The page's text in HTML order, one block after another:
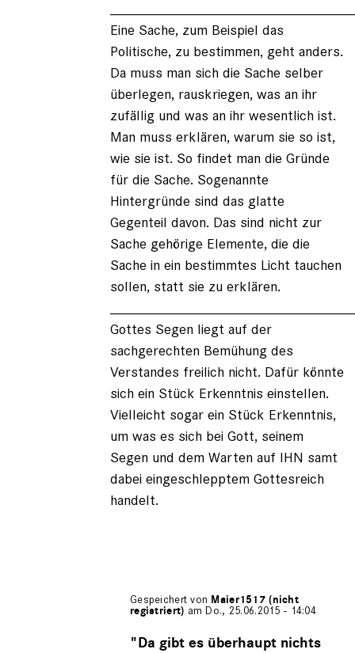
Eine Sache, zum Beispiel das
Politische, zu bestimmen, geht anders.
Da muss man sich die Sache selber
überlegen, rauskriegen, was an ihr
zufällig und was an ihr wesentlich ist.
Man muss erklären, warum sie so ist,
wie sie ist. So findet man die Gründe
für die Sache. Sogenannte
Hintergründe sind das glatte
Gegenteil davon. Das sind nicht zur
Sache gehörige Elemente, die die
Sache in ein bestimmtes Licht tauchen
sollen, statt sie zu erklären.
Gottes Segen liegt auf der
sachgerechten Bemühung des
Verstandes freilich nicht. Dafür könnte
sich ein Stück Erkenntnis einstellen.
Vielleicht sogar ein Stück Erkenntnis,
um was es sich bei Gott, seinem
Segen und dem Warten auf IHN samt
dabei eingeschlepptem Gottesreich
handelt.
Gespeichert von Maier1517 (nicht
registriert) am Do., 25.06.2015 - 14:04
auf
"Da gibt es überhaupt nichts